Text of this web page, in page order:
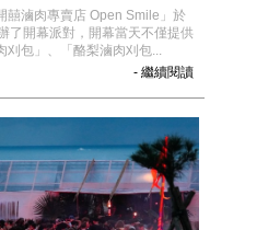
囍滷肉專賣店 Open Smile」於
了開幕派對，開幕當天不僅提供
刈包」、「酪梨滷肉刈包...
- 繼續閱讀